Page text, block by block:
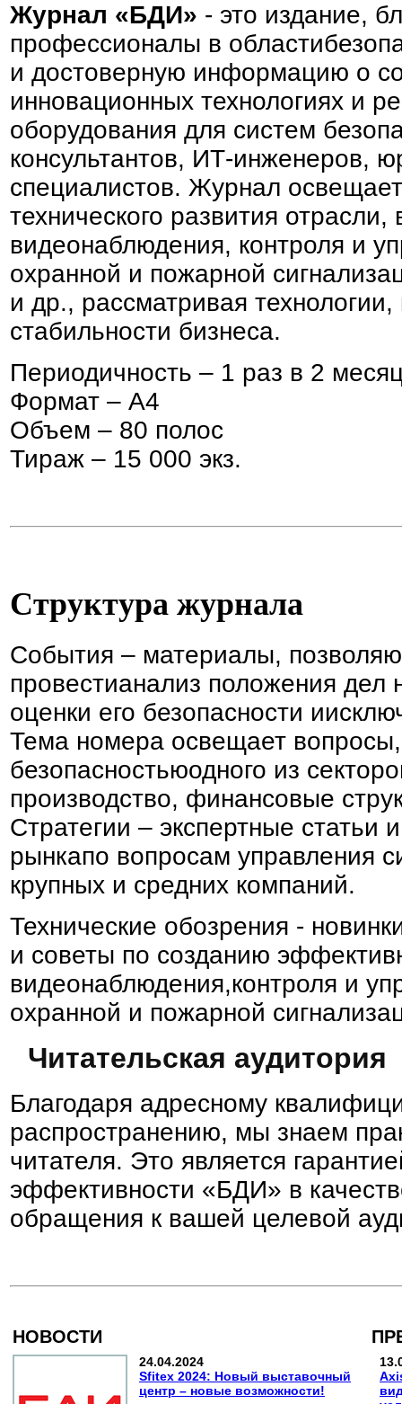
Журнал «БДИ» - это издание,
профессионалы в
и достоверную информацию о
инновационных технологиях и
оборудования для систем
консультантов, ИТ-инженеров,
специалистов. Журнал
технического развития
видеонаблюдения, контроля и
охранной и пожарной
и др., рассматривая
стабильности бизнеса.
Периодичность – 1 раз в 2
Формат – А4
Объем – 80 полос
Тираж – 15 000 экз.
Структура журнала
События – материалы,
провестианализ положения дел
оценки его безопасности
Тема номера освещает
безопасностьюодного из
производство, финансовые
Стратегии – экспертные статьи
рынкапо вопросам управления
крупных и средних компаний.
Технические обозрения -
и советы по созданию
видеонаблюдения,контроля и
охранной и пожарной
Читательская аудитория
Благодаря адресному
распространению, мы знаем
читателя. Это является
эффективности «БДИ» в
обращения к вашей целевой
НОВОСТИ
24.04.2024
Sfitex 2024: Новый выставочный
центр – новые возможности!